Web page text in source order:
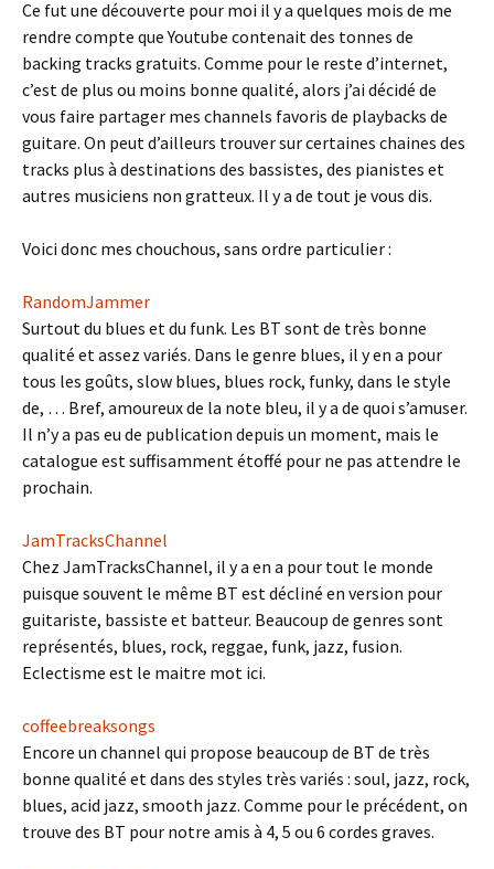
Ce fut une découverte pour moi il y a quelques mois de me
rendre compte que Youtube contenait des tonnes de
backing tracks gratuits. Comme pour le reste d’internet,
c’est de plus ou moins bonne qualité, alors j’ai décidé de
vous faire partager mes channels favoris de playbacks de
guitare. On peut d’ailleurs trouver sur certaines chaines des
tracks plus à destinations des bassistes, des pianistes et
autres musiciens non gratteux. Il y a de tout je vous dis.
Voici donc mes chouchous, sans ordre particulier :
RandomJammer
Surtout du blues et du funk. Les BT sont de très bonne
qualité et assez variés. Dans le genre blues, il y en a pour
tous les goûts, slow blues, blues rock, funky, dans le style
de, … Bref, amoureux de la note bleu, il y a de quoi s’amuser.
Il n’y a pas eu de publication depuis un moment, mais le
catalogue est suffisamment étoffé pour ne pas attendre le
prochain.
JamTracksChannel
Chez JamTracksChannel, il y a en a pour tout le monde
puisque souvent le même BT est décliné en version pour
guitariste, bassiste et batteur. Beaucoup de genres sont
représentés, blues, rock, reggae, funk, jazz, fusion.
Eclectisme est le maitre mot ici.
coffeebreaksongs
Encore un channel qui propose beaucoup de BT de très
bonne qualité et dans des styles très variés : soul, jazz, rock,
blues, acid jazz, smooth jazz. Comme pour le précédent, on
trouve des BT pour notre amis à 4, 5 ou 6 cordes graves.